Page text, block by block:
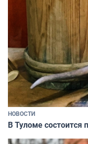
НОВОСТИ
В Туломе